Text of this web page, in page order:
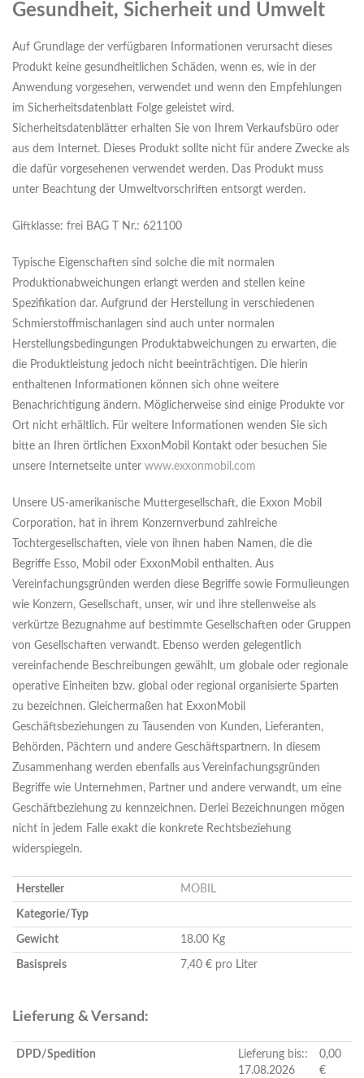
Gesundheit, Sicherheit und Umwelt
Auf Grundlage der verfügbaren Informationen verursacht dieses
Produkt keine gesundheitlichen Schäden, wenn es, wie in der
Anwendung vorgesehen, verwendet und wenn den Empfehlungen
im Sicherheitsdatenblatt Folge geleistet wird.
Sicherheitsdatenblätter erhalten Sie von Ihrem Verkaufsbüro oder
aus dem Internet. Dieses Produkt sollte nicht für andere Zwecke als
die dafür vorgesehenen verwendet werden. Das Produkt muss
unter Beachtung der Umweltvorschriften entsorgt werden.
Giftklasse: frei BAG T Nr.: 621100
Typische Eigenschaften sind solche die mit normalen
Produktionabweichungen erlangt werden and stellen keine
Spezifikation dar. Aufgrund der Herstellung in verschiedenen
Schmierstoffmischanlagen sind auch unter normalen
Herstellungsbedingungen Produktabweichungen zu erwarten, die
die Produktleistung jedoch nicht beeinträchtigen. Die hierin
enthaltenen Informationen können sich ohne weitere
Benachrichtigung ändern. Möglicherweise sind einige Produkte vor
Ort nicht erhältlich. Für weitere Informationen wenden Sie sich
bitte an Ihren örtlichen ExxonMobil Kontakt oder besuchen Sie
unsere Internetseite unter www.exxonmobil.com
Unsere US-amerikanische Muttergesellschaft, die Exxon Mobil
Corporation, hat in ihrem Konzernverbund zahlreiche
Tochtergesellschaften, viele von ihnen haben Namen, die die
Begriffe Esso, Mobil oder ExxonMobil enthalten. Aus
Vereinfachungsgründen werden diese Begriffe sowie Formulieungen
wie Konzern, Gesellschaft, unser, wir und ihre stellenweise als
verkürtze Bezugnahme auf bestimmte Gesellschaften oder Gruppen
von Gesellschaften verwandt. Ebenso werden gelegentlich
vereinfachende Beschreibungen gewählt, um globale oder regionale
operative Einheiten bzw. global oder regional organisierte Sparten
zu bezeichnen. Gleichermaßen hat ExxonMobil
Geschäftsbeziehungen zu Tausenden von Kunden, Lieferanten,
Behörden, Pächtern und andere Geschäftspartnern. In diesem
Zusammenhang werden ebenfalls aus Vereinfachungsgründen
Begriffe wie Unternehmen, Partner und andere verwandt, um eine
Geschäftbeziehung zu kennzeichnen. Derlei Bezeichnungen mögen
nicht in jedem Falle exakt die konkrete Rechtsbeziehung
widerspiegeln.
Hersteller MOBIL
Kategorie/Typ
Gewicht 18.00 Kg
Basispreis 7,40 € pro Liter
Lieferung & Versand:
DPD/Spedition
Lieferung bis::
17.08.2026
0,00
€